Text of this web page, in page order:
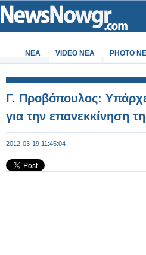
ΝΕΑ VIDEO NEA PHOTO
Γ. Προβόπουλος:
για την επανεκκίνηση
2012-03-19 11:45:04